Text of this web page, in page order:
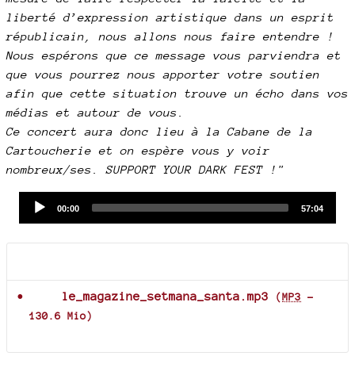
liberté d’expression artistique dans un esprit
républicain, nous allons nous faire entendre !
Nous espérons que ce message vous parviendra et
que vous pourrez nous apporter votre soutien
afin que cette situation trouve un écho dans vos
médias et autour de vous.
Ce concert aura donc lieu à la Cabane de la
Cartoucherie et on espère vous y voir
nombreux/ses. SUPPORT YOUR DARK FEST !"
Current
00:00
Total
57:04
le_magazine_setmana_santa.mp3 (MP3 -
130.6 Mio)